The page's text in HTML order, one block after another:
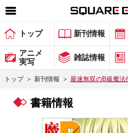
SQUARE ENIX 公式サイトメ
ゲーム
マガジン＆ブックス
グッズ
トップ 新刊情報
アニメ
実写
雑誌情報
トップ ＞ 新刊情報 ＞ 最速無双のB級魔法
書籍情報